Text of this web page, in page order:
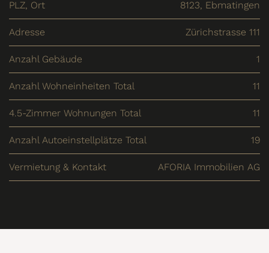
PLZ, Ort 8123, Ebmatingen
Adresse Zürichstrasse 111
Anzahl Gebäude 1
Anzahl Wohneinheiten Total 11
4.5-Zimmer Wohnungen Total 11
Anzahl Autoeinstellplätze Total 19
Vermietung & Kontakt AFORIA Immobilien AG